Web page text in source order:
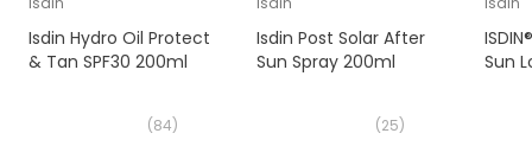
Isdin Hydro Oil Protect
& Tan SPF30 200ml
(84)
Isdin Post Solar After
Sun Spray 200ml
(25)
Sun